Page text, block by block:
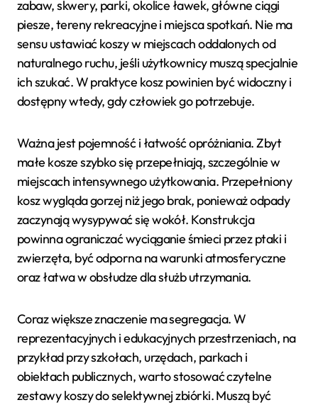
zabaw, skwery, parki, okolice ławek, główne ciągi
piesze, tereny rekreacyjne i miejsca spotkań. Nie ma
sensu ustawiać koszy w miejscach oddalonych od
naturalnego ruchu, jeśli użytkownicy muszą specjalnie
ich szukać. W praktyce kosz powinien być widoczny i
dostępny wtedy, gdy człowiek go potrzebuje.
Ważna jest pojemność i łatwość opróżniania. Zbyt
małe kosze szybko się przepełniają, szczególnie w
miejscach intensywnego użytkowania. Przepełniony
kosz wygląda gorzej niż jego brak, ponieważ odpady
zaczynają wysypywać się wokół. Konstrukcja
powinna ograniczać wyciąganie śmieci przez ptaki i
zwierzęta, być odporna na warunki atmosferyczne
oraz łatwa w obsłudze dla służb utrzymania.
Coraz większe znaczenie ma segregacja. W
reprezentacyjnych i edukacyjnych przestrzeniach, na
przykład przy szkołach, urzędach, parkach i
obiektach publicznych, warto stosować czytelne
zestawy koszy do selektywnej zbiórki. Muszą być